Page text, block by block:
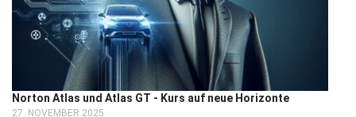
Norton Atlas und Atlas GT - Kurs auf neue Horizonte
27. NOVEMBER 2025